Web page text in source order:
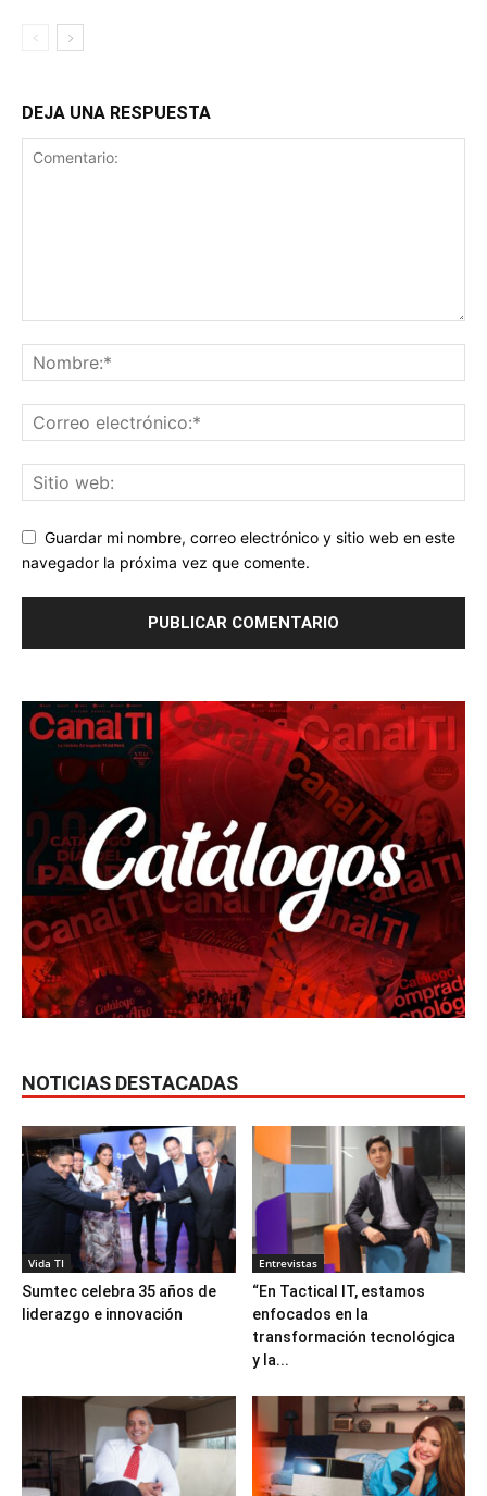
DEJA UNA RESPUESTA
Guardar mi nombre, correo electrónico y sitio web en este
navegador la próxima vez que comente.
NOTICIAS DESTACADAS
Vida TI
Sumtec celebra 35 años de
liderazgo e innovación
Entrevistas
“En Tactical IT, estamos
enfocados en la
transformación tecnológica
y la...